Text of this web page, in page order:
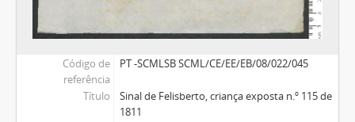
Código de
referência
PT -SCMLSB SCML/CE/EE/EB/08/022/045
Título
Sinal de Felisberto, criança exposta n.º 115 de
1811